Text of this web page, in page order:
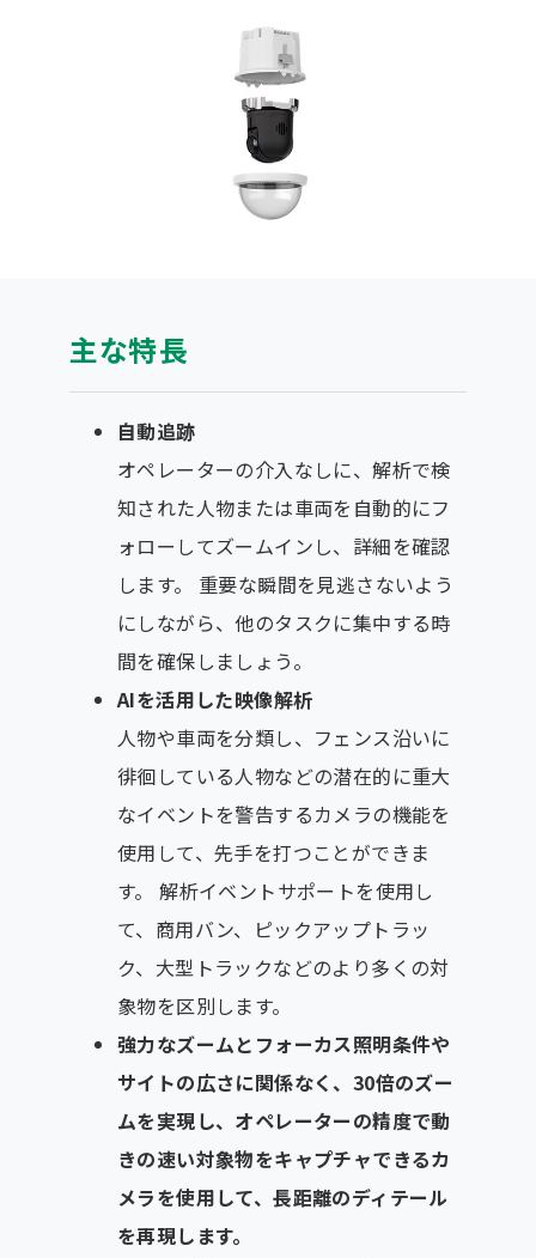
主な特長
自動追跡
オペレーターの介入なしに、解析で検
知された人物または車両を自動的にフ
ォローしてズームインし、詳細を確認
します。 重要な瞬間を見逃さないよう
にしながら、他のタスクに集中する時
間を確保しましょう。
AIを活用した映像解析
人物や車両を分類し、フェンス沿いに
徘徊している人物などの潜在的に重大
なイベントを警告するカメラの機能を
使用して、先手を打つことができま
す。 解析イベントサポートを使用し
て、商用バン、ピックアップトラッ
ク、大型トラックなどのより多くの対
象物を区別します。
強力なズームとフォーカス照明条件や
サイトの広さに関係なく、30倍のズー
ムを実現し、オペレーターの精度で動
きの速い対象物をキャプチャできるカ
メラを使用して、長距離のディテール
を再現します。